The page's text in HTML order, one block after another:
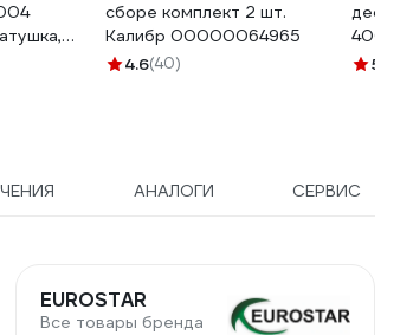
м, кг,
сборе комплект 2 шт.
Калибр 00000064965
4.6(40)
400 мл
5
АНАЛОГИ СЕРВИС
EUROSTAR
Все товары бренда